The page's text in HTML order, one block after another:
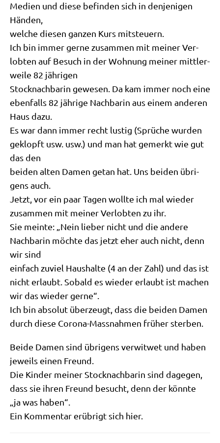
Medi­en und die­se befin­den sich in den­je­ni­gen
Händen,
wel­che die­sen gan­zen Kurs mitsteuern.
Ich bin immer ger­ne zusam­men mit mei­ner Ver­
lob­ten auf Besuch in der Woh­nung mei­ner mitt­ler­
wei­le 82 jährigen
Stock­nach­ba­rin gewe­sen. Da kam immer noch eine
eben­falls 82 jäh­ri­ge Nach­ba­rin aus einem ande­ren
Haus dazu.
Es war dann immer recht lustig (Sprü­che wur­den
geklopft usw. usw.) und man hat gemerkt wie gut
das den
bei­den alten Damen getan hat. Uns bei­den übri­
gens auch.
Jetzt, vor ein paar Tagen woll­te ich mal wie­der
zusam­men mit mei­ner Ver­lob­ten zu ihr.
Sie mein­te: „Nein lie­ber nicht und die ande­re
Nach­ba­rin möch­te das jetzt eher auch nicht, denn
wir sind
ein­fach zuviel Haus­hal­te (4 an der Zahl) und das ist
nicht erlaubt. Sobald es wie­der erlaubt ist machen
wir das wie­der gerne“.
Ich bin abso­lut über­zeugt, dass die bei­den Damen
durch die­se Coro­na-Mass­nah­men frü­her sterben.
Bei­de Damen sind übri­gens ver­wit­wet und haben
jeweils einen Freund.
Die Kin­der mei­ner Stock­nach­ba­rin sind dage­gen,
dass sie ihren Freund besucht, denn der könnte
„ja was haben“.
Ein Kom­men­tar erüb­rigt sich hier.